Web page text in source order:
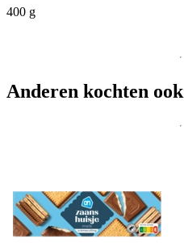
400 g
Anderen kochten ook